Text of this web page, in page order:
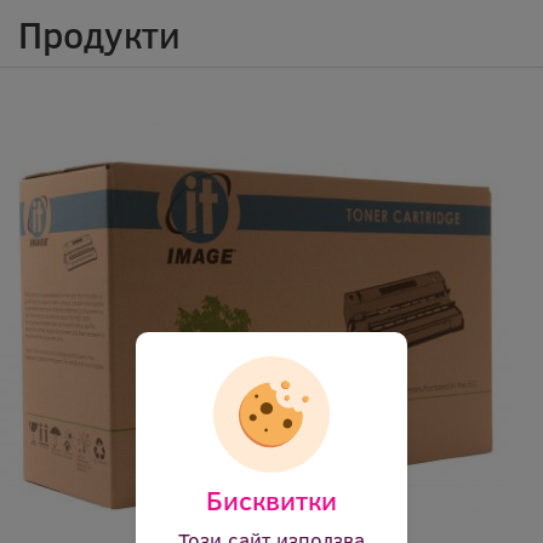
Продукти
Бисквитки